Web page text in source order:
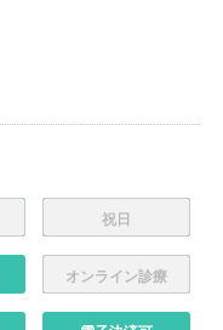
祝日
オンライン診療